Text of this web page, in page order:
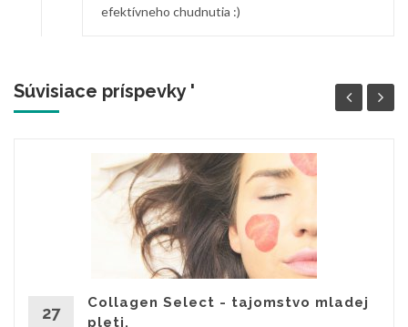
efektívneho chudnutia :)
Súvisiace príspevky '
27
Collagen Select - tajomstvo mladej
pleti.